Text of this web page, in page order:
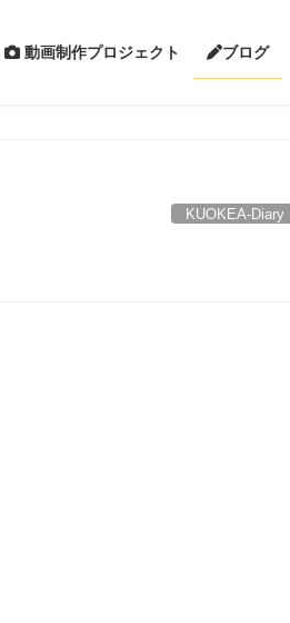
動画制作プロジェクト ブログ
KUOKEA-Diary